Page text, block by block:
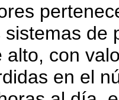
de
alto, con
en el